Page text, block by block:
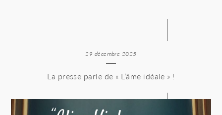
29 décembre 2025
La presse parle de « L’âme idéale » !